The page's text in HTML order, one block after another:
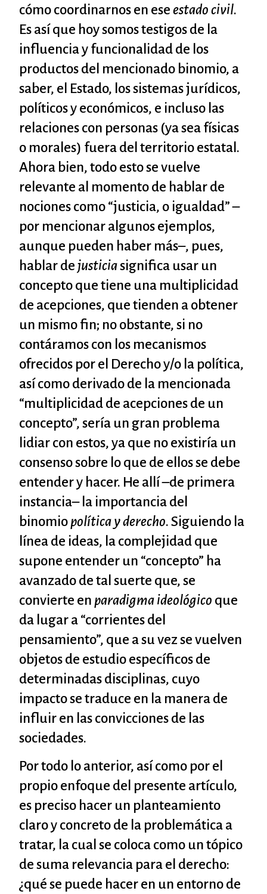
cómo coordinarnos en ese estado civil.
Es así que hoy somos testigos de la
influencia y funcionalidad de los
productos del mencionado binomio, a
saber, el Estado, los sistemas jurídicos,
políticos y económicos, e incluso las
relaciones con personas (ya sea físicas
o morales) fuera del territorio estatal.
Ahora bien, todo esto se vuelve
relevante al momento de hablar de
nociones como “justicia, o igualdad” –
por mencionar algunos ejemplos,
aunque pueden haber más–, pues,
hablar de justiciasignifica usar un
concepto que tiene una multiplicidad
de acepciones, que tienden a obtener
un mismo fin; no obstante, si no
contáramos con los mecanismos
ofrecidos por el Derecho y/o la política,
así como derivado de la mencionada
“multiplicidad de acepciones de un
concepto”, sería un gran problema
lidiar con estos, ya que no existiría un
consenso sobre lo que de ellos se debe
entender y hacer. He allí –de primera
instancia– la importancia del
binomio política y derecho. Siguiendo la
línea de ideas, la complejidad que
supone entender un “concepto” ha
avanzado de tal suerte que, se
convierte en paradigma ideológico que
da lugar a “corrientes del
pensamiento”, que a su vez se vuelven
objetos de estudio específicos de
determinadas disciplinas, cuyo
impacto se traduce en la manera de
influir en las convicciones de las
sociedades.
Por todo lo anterior, así como por el
propio enfoque del presente artículo,
es preciso hacer un planteamiento
claro y concreto de la problemática a
tratar, la cual se coloca como un tópico
de suma relevancia para el derecho:
¿qué se puede hacer en un entorno de